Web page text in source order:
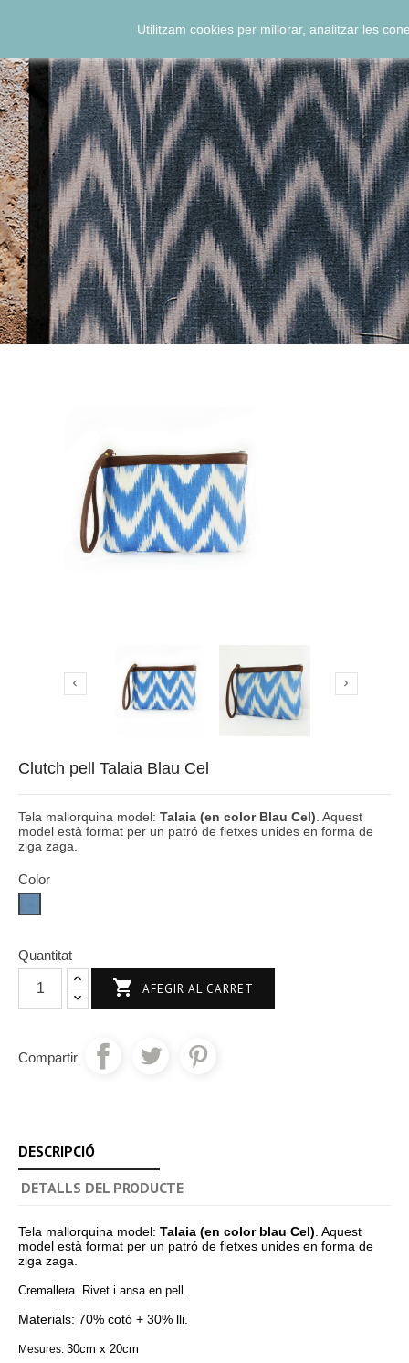
Utilitzam cookies per millorar, analitzar les
 
Clutch pell Talaia Blau Cel
Tela mallorquina model: Talaia (en color Blau Cel) . Aquest
model està format per un patró de fletxes unides en forma de
ziga zaga.
Color
Cel
Quantitat
 AFEGIR AL CARRET
Compartir
DESCRIPCIÓ
DETALLS DEL PRODUCTE
Tela mallorquina model: Talaia (en color blau Cel) . Aquest
model està format per un patró de fletxes unides en forma de
ziga zaga.
Cremallera. Rivet i ansa en pell.
Materials: 70% cotó + 30% lli.
Mesures: 30cm x 20cm